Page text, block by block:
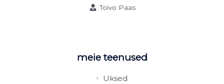
Toivo Paas
meie teenused
Uksed